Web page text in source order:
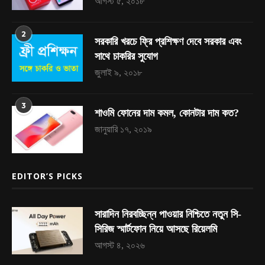
2
সরকারি খরচে ফ্রি প্রশিক্ষণ দেবে সরকার এবং
সাথে চাকরির সুযোগ
জুলাই ৯, ২০১৮
3
শাওমি ফোনের দাম কমল, কোনটার দাম কত?
জানুয়ারি ১৭, ২০১৯
EDITOR’S PICKS
সারাদিন নিরবচ্ছিন্ন পাওয়ার নিশ্চিতে নতুন সি-
সিরিজ স্মার্টফোন নিয়ে আসছে রিয়েলমি
আগস্ট ৪, ২০২৬